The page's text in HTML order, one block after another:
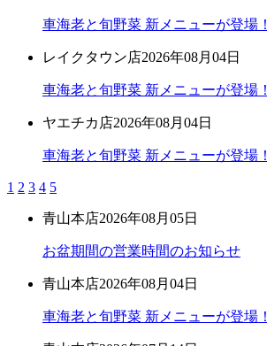
車海老と旬野菜 新メニューが登場！
レイクタウン店2026年08月04日
車海老と旬野菜 新メニューが登場！
ヤエチカ店2026年08月04日
車海老と旬野菜 新メニューが登場！
1 2 3 4 5
青山本店2026年08月05日
お盆期間の営業時間のお知らせ
青山本店2026年08月04日
車海老と旬野菜 新メニューが登場！